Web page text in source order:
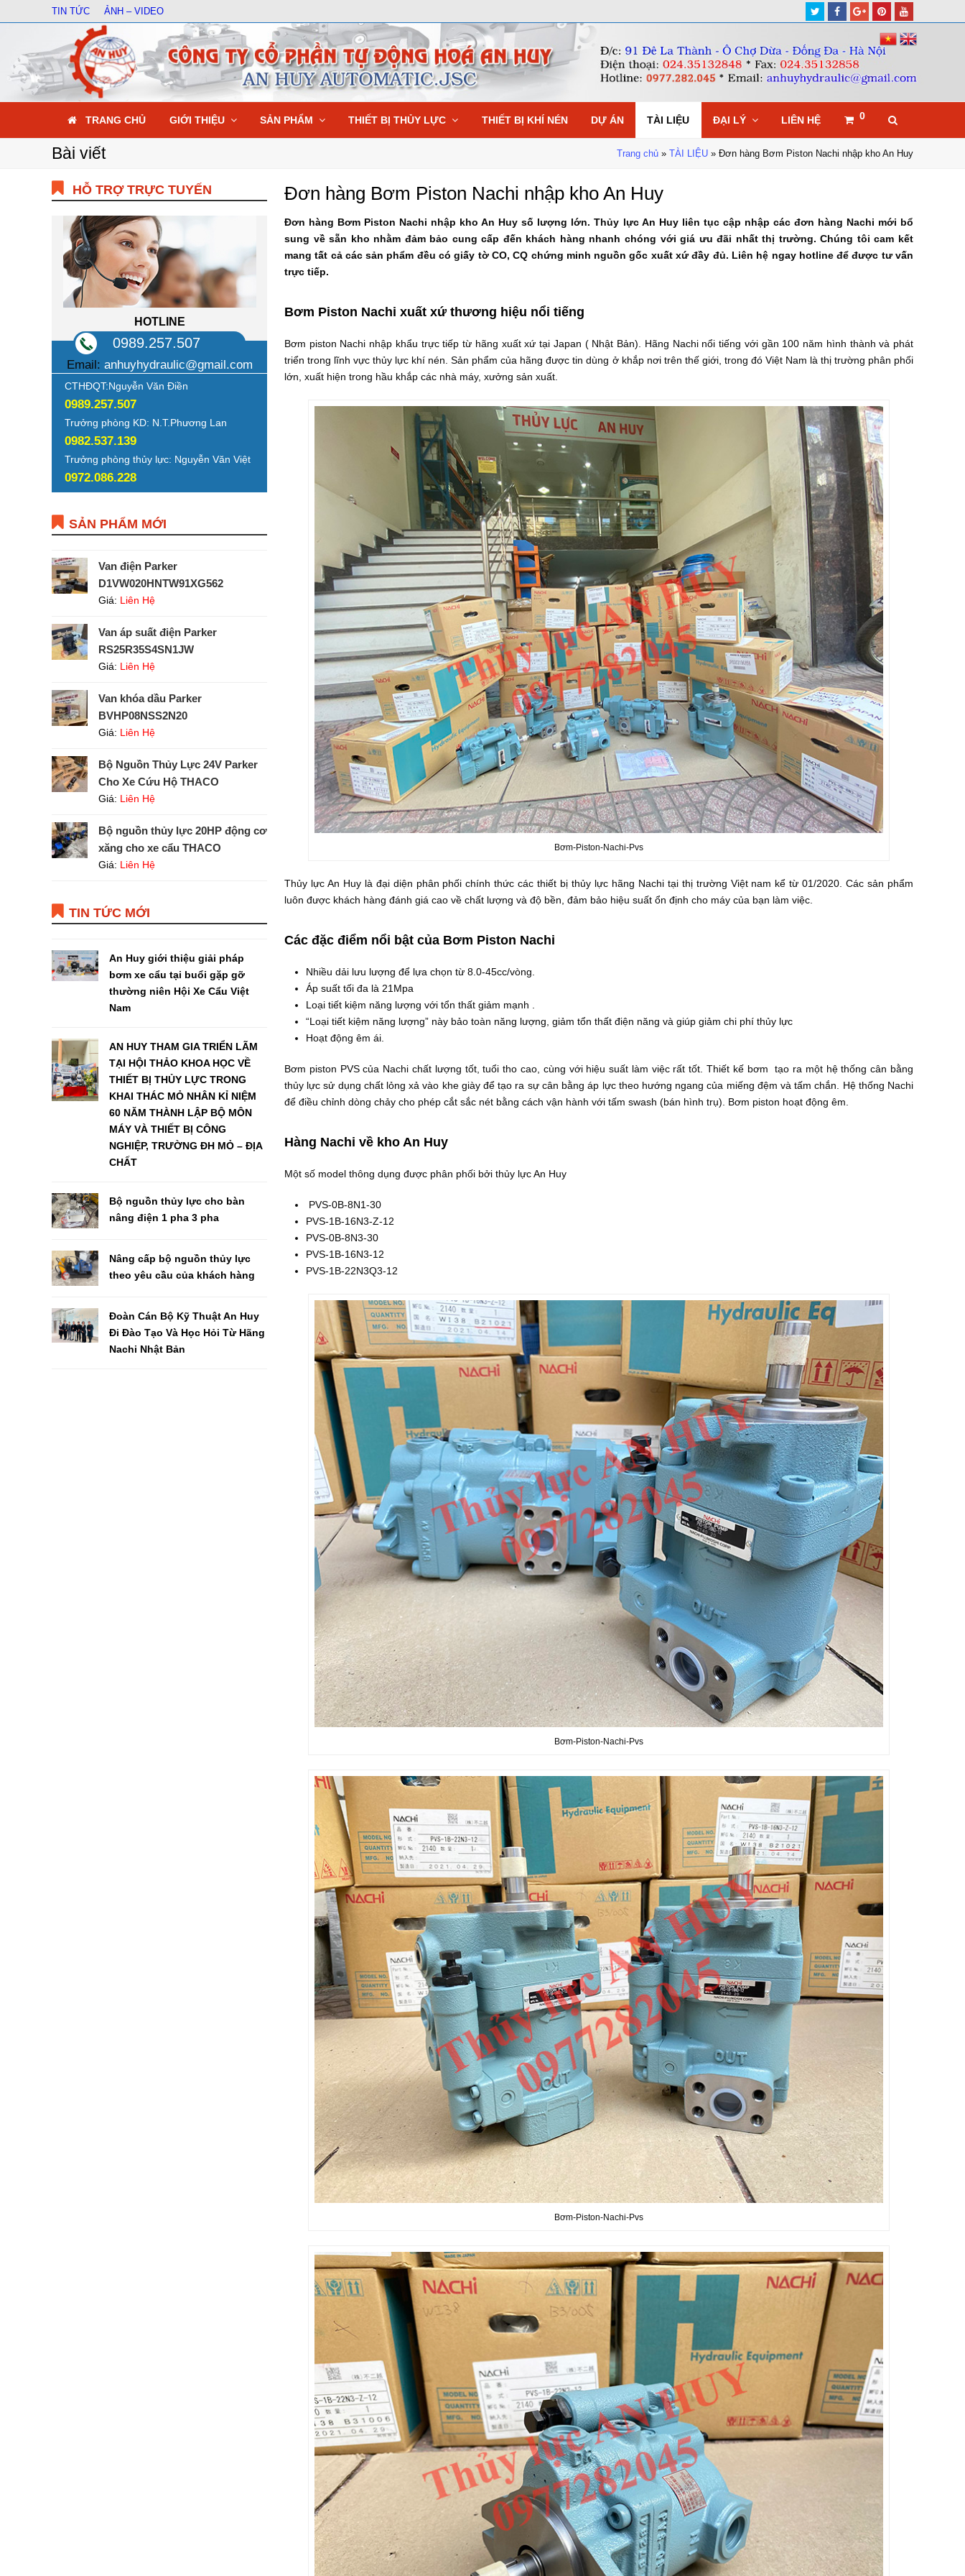
TIN TỨC ẢNH – VIDEO TwitterFacebook
Google
Plus
Pinterest
TRANG CHỦ GIỚI THIỆU SẢN PHẨM THIẾT BỊ THỦY LỰC THIẾT BỊ KHÍ NÉN DỰ ÁN TÀI LIỆU ĐẠI LÝ LIÊN HỆ 0
Bài viết Trang chủ » TÀI LIỆU » Đơn hàng Bơm Piston Nachi nhập kho An Huy
Đơn hàng Bơm Piston Nachi nhập kho An Huy
Đơn hàng Bơm Piston Nachi nhập kho An Huy số lượng lớn. Thủy lực An Huy liên tục cập nhập các đơn hàng Nachi mới bổ
sung về sẵn kho nhằm đảm bảo cung cấp đến khách hàng nhanh chóng với giá ưu đãi nhất thị trường. Chúng tôi cam kết
mang tất cả các sản phẩm đều có giấy tờ CO, CQ chứng minh nguồn gốc xuất xứ đầy đủ. Liên hệ ngay hotline để được tư vấn
trực tiếp.
Bơm Piston Nachi xuất xứ thương hiệu nổi tiếng
Bơm piston Nachi nhập khẩu trực tiếp từ hãng xuất xứ tại Japan ( Nhật Bản). Hãng Nachi nổi tiếng với gần 100 năm hình thành và phát
triển trong lĩnh vực thủy lực khí nén. Sản phẩm của hãng được tin dùng ở khắp nơi trên thế giới, trong đó Việt Nam là thị trường phân phối
lớn, xuất hiện trong hầu khắp các nhà máy, xưởng sản xuất.
Bơm-Piston-Nachi-Pvs
Thủy lực An Huy là đại diện phân phối chính thức các thiết bị thủy lực hãng Nachi tại thị trường Việt nam kể từ 01/2020. Các sản phẩm
luôn được khách hàng đánh giá cao về chất lượng và độ bền, đảm bảo hiệu suất ổn định cho máy của bạn làm việc.
Các đặc điểm nổi bật của Bơm Piston Nachi
Nhiều dải lưu lượng để lựa chọn từ 8.0-45cc/vòng.
Áp suất tối đa là 21Mpa
Loại tiết kiệm năng lượng với tổn thất giảm mạnh .
“Loại tiết kiệm năng lượng” này bảo toàn năng lượng, giảm tổn thất điện năng và giúp giảm chi phí thủy lực
Hoạt động êm ái.
Bơm piston PVS của Nachi chất lượng tốt, tuổi tho cao, cùng với hiệu suất làm việc rất tốt. Thiết kế bơm tạo ra một hệ thống cân bằng
thủy lực sử dụng chất lỏng xả vào khe giày để tạo ra sự cân bằng áp lực theo hướng ngang của miếng đệm và tấm chắn. Hệ thống Nachi
để điều chỉnh dòng chảy cho phép cắt sắc nét bằng cách vận hành với tấm swash (bán hình trụ). Bơm piston hoạt động êm.
Hàng Nachi về kho An Huy
Một số model thông dụng được phân phối bởi thủy lực An Huy
PVS-0B-8N1-30
PVS-1B-16N3-Z-12
PVS-0B-8N3-30
PVS-1B-16N3-12
PVS-1B-22N3Q3-12
Bơm-Piston-Nachi-Pvs
Bơm-Piston-Nachi-Pvs
HỖ TRỢ TRỰC TUYẾN
HOTLINE
0989.257.507
Email: anhuyhydraulic@gmail.com
CTHĐQT:Nguyễn Văn Điền
0989.257.507
Trưởng phòng KD: N.T.Phương Lan
0982.537.139
Trưởng phòng thủy lực: Nguyễn Văn Việt
0972.086.228
SẢN PHẨM MỚI
Van điện Parker
D1VW020HNTW91XG562
Giá: Liên Hệ
Van áp suất điện Parker
RS25R35S4SN1JW
Giá: Liên Hệ
Van khóa dầu Parker
BVHP08NSS2N20
Giá: Liên Hệ
Bộ Nguồn Thủy Lực 24V Parker
Cho Xe Cứu Hộ THACO
Giá: Liên Hệ
Bộ nguồn thủy lực 20HP động cơ
xăng cho xe cẩu THACO
Giá: Liên Hệ
TIN TỨC MỚI
An Huy giới thiệu giải pháp
bơm xe cẩu tại buổi gặp gỡ
thường niên Hội Xe Cẩu Việt
Nam
AN HUY THAM GIA TRIỂN LÃM
TẠI HỘI THẢO KHOA HỌC VỀ
THIẾT BỊ THỦY LỰC TRONG
KHAI THÁC MỎ NHÂN KỈ NIỆM
60 NĂM THÀNH LẬP BỘ MÔN
MÁY VÀ THIẾT BỊ CÔNG
NGHIỆP, TRƯỜNG ĐH MỎ – ĐỊA
CHẤT
Bộ nguồn thủy lực cho bàn
nâng điện 1 pha 3 pha
Nâng cấp bộ nguồn thủy lực
theo yêu cầu của khách hàng
Đoàn Cán Bộ Kỹ Thuật An Huy
Đi Đào Tạo Và Học Hỏi Từ Hãng
Nachi Nhật Bản